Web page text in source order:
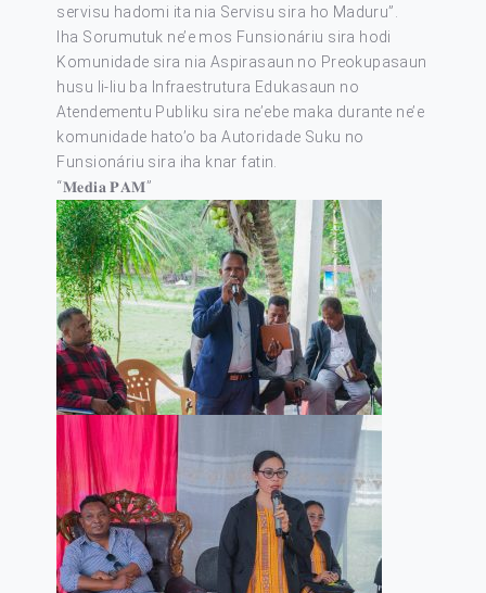
servisu hadomi ita nia Servisu sira ho Maduru”.
Iha Sorumutuk ne’e mos Funsionáriu sira hodi
Komunidade sira nia Aspirasaun no Preokupasaun
husu li-liu ba Infraestrutura Edukasaun no
Atendementu Publiku sira ne’ebe maka durante ne’e
komunidade hato’o ba Autoridade Suku no
Funsionáriu sira iha knar fatin.
“𝐌𝐞𝐝𝐢𝐚 𝐏𝐀𝐌”